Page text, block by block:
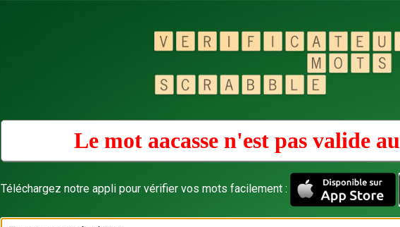
Le mot aacasse n'est pas valide au
Téléchargez notre appli pour vérifier vos mots facilement :